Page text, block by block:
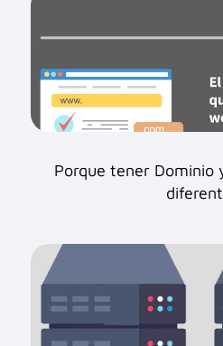
Porque tener Dominio